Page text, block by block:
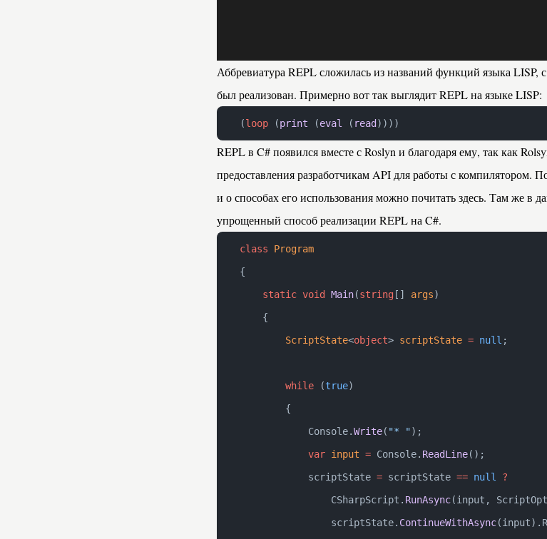
Аббревиатура REPL сложилась из названий функций языка
был реализован. Примерно вот так выглядит REPL на языке LISP:
(loop (print (eval ( read ))))
REPL в C# появился вместе сRoslynи благодаря ему, так как
предоставления разработчикам API для работы с компилятором.
и о способах его использования можно почитатьздесь. Там же в
упрощенный способ реализации REPL на C#.
class Program
{
    static
void Main(string [] args)
    {
        ScriptState
<object> scriptState = null ;
        while
(true)
        {
            Console.
Write( "* ");
            var
input = Console. ReadLine();
            scriptState
= scriptState == null ?
                CSharpScript.
RunAsync(input,
                scriptState.
ContinueWithAsync